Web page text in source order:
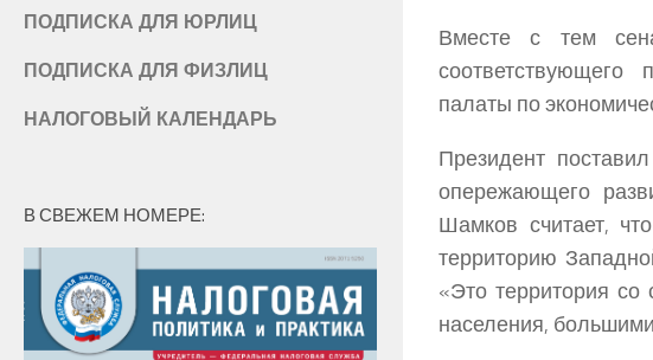
Вместе с тем
палаты по
Президент
опережающего
Шамков считает,
территорию
«Это территория
населения,
ПОДПИСКА ДЛЯ ЮРЛИЦ
ПОДПИСКА ДЛЯ ФИЗЛИЦ
НАЛОГОВЫЙ КАЛЕНДАРЬ
В СВЕЖЕМ НОМЕРЕ: